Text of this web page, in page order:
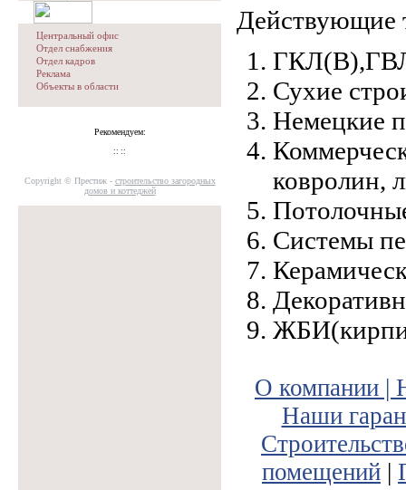
Центральный офис
Отдел снабжения
Отдел кадров
Реклама
Объекты в области
Рекомендуем:
:: ::
Copyright © Престиж - строительство загородных
домов и коттеджей
Действующие
Сухие
Немецкие
ковролин,
Системы
О компании |
Наши
помещений |